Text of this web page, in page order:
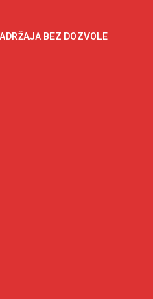
BEZ DOZVOLE